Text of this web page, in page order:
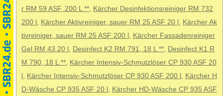
r RM 59 ASF, 200 L **, Kärcher Desinfektionsreiniger RM 732
200 l , Kärcher Aktivreiniger, sauer RM 25 ASF 20 l , Kärcher Ak
tivreiniger, sauer RM 25 ASF 200 l , Kärcher Fassadenreiniger
Gel RM 43 20 l , Desinfect K2 RM 791, 18 L **, Desinfect K1 R
M 790, 18 L **, Kärcher Intensiv-Schmutzlöser CP 930 ASF 20
, Kärcher Intensiv-Schmutzlöser CP 930 ASF 200 l , Kärcher H
D-Wäsche CP 935 ASF 20 l , Kärcher HD-Wäsche CP 935 ASF